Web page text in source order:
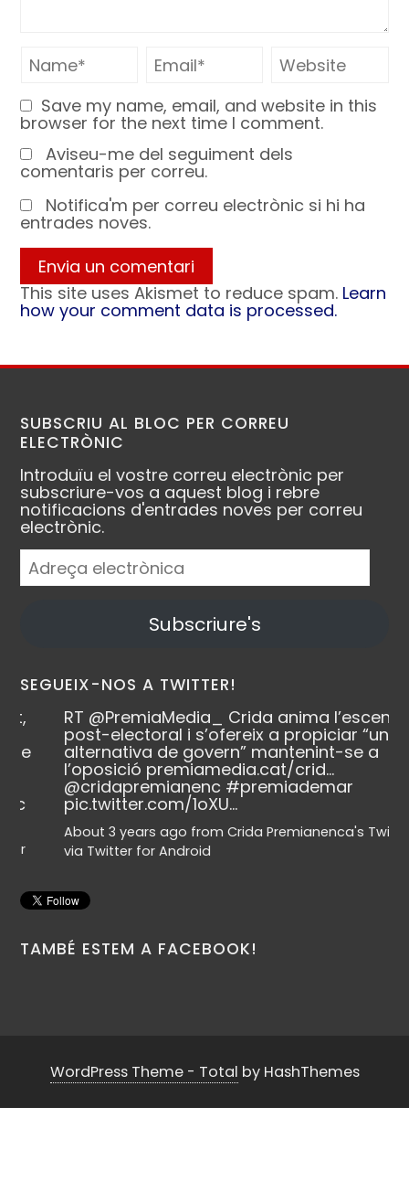
Save my name, email, and website in this
browser for the next time I comment.
Aviseu-me del seguiment dels
comentaris per correu.
Notifica'm per correu electrònic si hi ha
entrades noves.
This site uses Akismet to reduce spam. Learn
how your comment data is processed.
SUBSCRIU AL BLOC PER CORREU
ELECTRÒNIC
Introduïu el vostre correu electrònic per
subscriure-vos a aquest blog i rebre
notificacions d'entrades noves per correu
electrònic.
Adreça
electrònica
Subscriure's
SEGUEIX-NOS A TWITTER!
RT @PremiaMedia_Crida anima l’escenari
post-electoral i s’ofereix a propiciar “una
alternativa de govern” mantenint-se a
l’oposiciópremiamedia.cat/crid…
@cridapremianenc #premiademar
pic.twitter.com/1oXU…
About 3 years agofromCrida Premianenca's Twitter
via
Twitter for Android
TAMBÉ ESTEM A FACEBOOK!
WordPress Theme - Total by HashThemes